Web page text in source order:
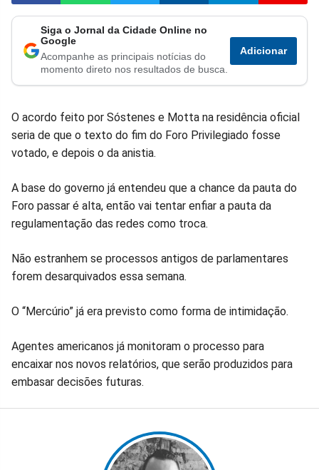
Compartilhar
no
Compartilhar
no
Compartilhar
no
Compartilhar
no
Compartilhar
no
no
Siga o Jornal da Cidade Online no
Google
Acompanhe as principais notícias do
momento direto nos resultados de busca.
Adicionar
O acordo feito por Sóstenes e Motta na residência oficial
seria de que o texto do fim do Foro Privilegiado fosse
votado, e depois o da anistia.
A base do governo já entendeu que a chance da pauta do
Foro passar é alta, então vai tentar enfiar a pauta da
regulamentação das redes como troca.
Não estranhem se processos antigos de parlamentares
forem desarquivados essa semana.
O “Mercúrio” já era previsto como forma de intimidação.
Agentes americanos já monitoram o processo para
encaixar nos novos relatórios, que serão produzidos para
embasar decisões futuras.